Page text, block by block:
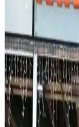
kolaylığı,
modeller ve
Bosch
Sirkülasyon
İncelemesi
Bosch Benchmark
sirkülasyon
ürün dayanıklılığı
ve öneriler